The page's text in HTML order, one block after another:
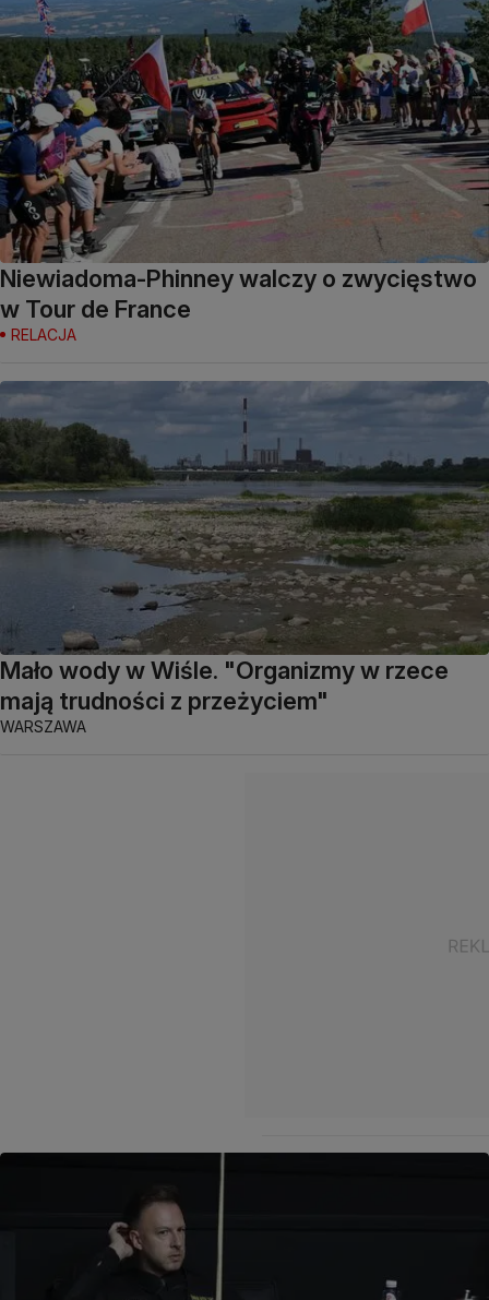
Niewiadoma-Phinney walczy o zwycięstwo
w Tour de France
RELACJA
Mało wody w Wiśle. "Organizmy w rzece
mają trudności z przeżyciem"
WARSZAWA